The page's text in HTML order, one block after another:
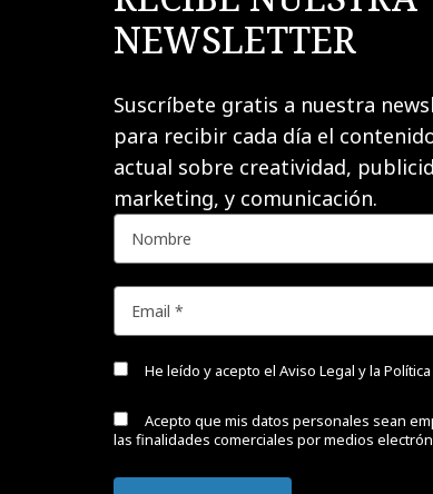
NEWSLETTER
Suscríbete gratis a nuestra
para recibir cada día el
actual sobre creatividad,
marketing, y comunicación.
He leído y acepto el Aviso Legal y la
Acepto que mis datos personales sean
las finalidades comerciales por medios